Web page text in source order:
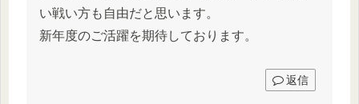
い戦い方も自由だと思います。
新年度のご活躍を期待しております。
返信